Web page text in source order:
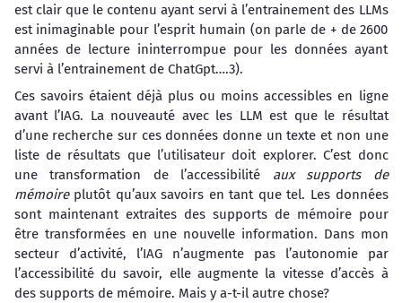
est clair que le contenu ayant servi à l’entrainement des LLMs
est inimaginable pour l’esprit humain (on parle de + de 2600
années de lecture ininterrompue pour les données ayant
servi à l’entrainement de ChatGpt….3).
Ces savoirs étaient déjà plus ou moins accessibles en ligne
avant l’IAG. La nouveauté avec les LLM est que le résultat
d’une recherche sur ces données donne un texte et non une
liste de résultats que l’utilisateur doit explorer. C’est donc
une transformation de l’accessibilité aux supports de
mémoireplutôt qu’aux savoirs en tant que tel. Les données
sont maintenant extraites des supports de mémoire pour
être transformées en une nouvelle information. Dans mon
secteur d’activité, l’IAG n’augmente pas l’autonomie par
l’accessibilité du savoir, elle augmente la vitesse d’accès à
des supports de mémoire. Mais y a-t-il autre chose?